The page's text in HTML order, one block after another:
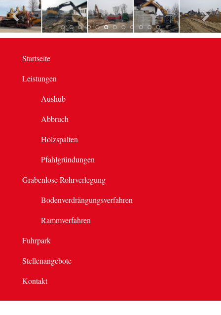
Startseite
Leistungen
Aushub
Abbruch
Holzspalten
Pfahlgründungen
Grabenlose Rohrverlegung
Bodenverdrängungsverfahren
Rammverfahren
Fuhrpark
Stellenangebote
Kontakt